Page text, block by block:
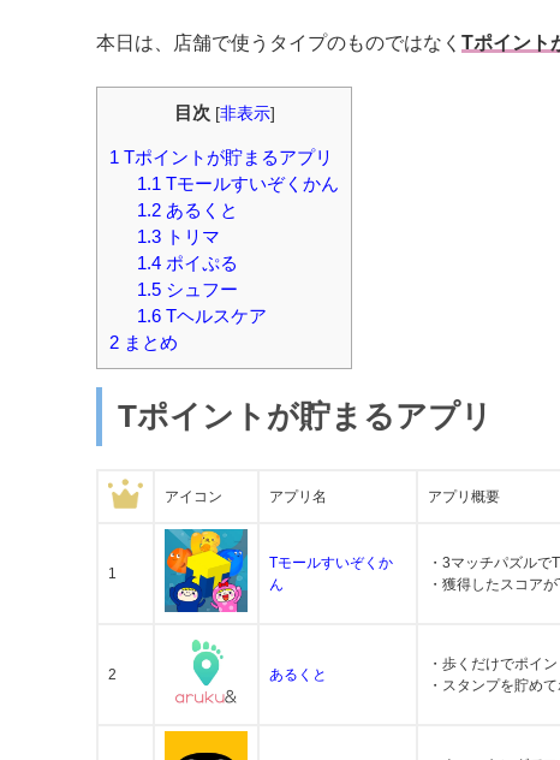
本日は、店舗で使うタイプのものではなく Tポイント
目次 [非表示]
1 Tポイントが貯まるアプリ
1.1 Tモールすいぞくかん
1.2あるくと
1.3トリマ
1.4ポイぷる
1.5シュフー
1.6Tヘルスケア
2 まとめ
Tポイントが貯まるアプリ
アイコン アプリ名 アプリ概要
1
Tモールすいぞくか
ん
・3マッチパズルで
・獲得したスコア
2 あるくと
・歩くだけでポイ
・スタンプを貯め